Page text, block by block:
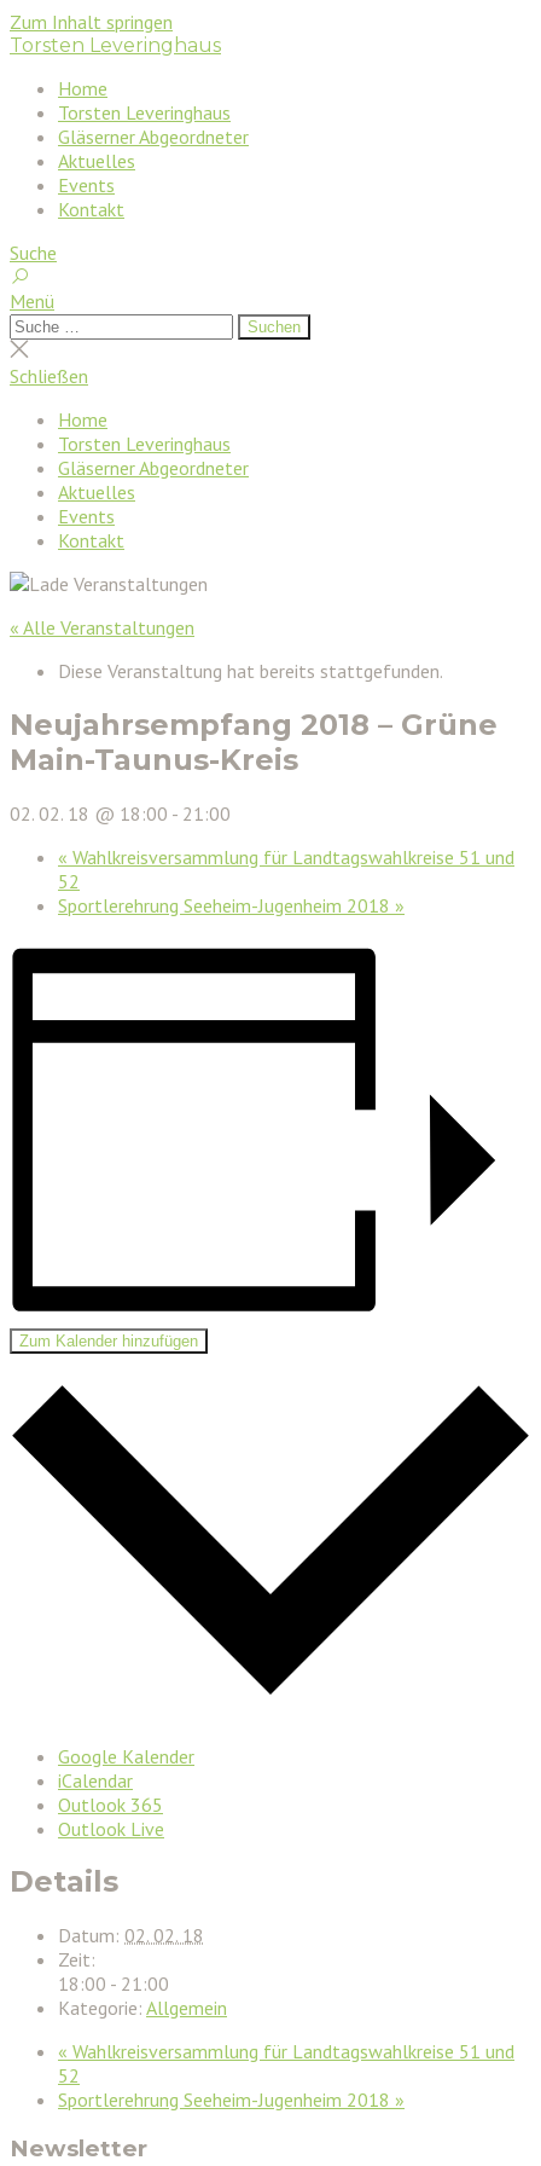
Zum Inhalt springen
Torsten Leveringhaus
Home
Torsten Leveringhaus
Gläserner Abgeordneter
Aktuelles
Events
Kontakt
Suche
Menü
Suchen
nach:
Suchen
Suche
schließen
Schließen
Home
Torsten Leveringhaus
Gläserner Abgeordneter
Aktuelles
Events
Kontakt
« Alle Veranstaltungen
Diese Veranstaltung hat bereits stattgefunden.
Neujahrsempfang 2018 – Grüne
Main-Taunus-Kreis
02. 02. 18 @ 18:00 - 21:00
« Wahlkreisversammlung für Landtagswahlkreise 51 und
52
Sportlerehrung Seeheim-Jugenheim 2018 »
Zum Kalender hinzufügen
Google Kalender
iCalendar
Outlook 365
Outlook Live
Details
Datum: 02. 02. 18
Zeit:
18:00 - 21:00
Kategorie: Allgemein
« Wahlkreisversammlung für Landtagswahlkreise 51 und
52
Sportlerehrung Seeheim-Jugenheim 2018 »
Newsletter